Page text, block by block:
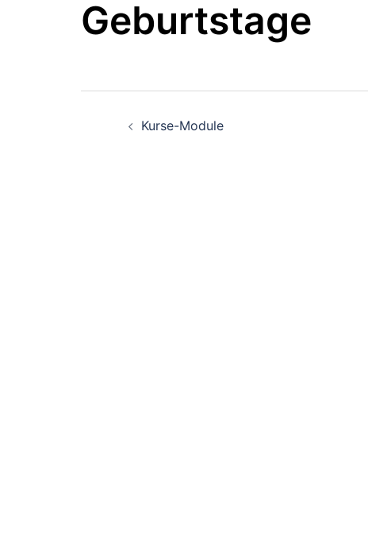
Geburtstage
Kurse-Module